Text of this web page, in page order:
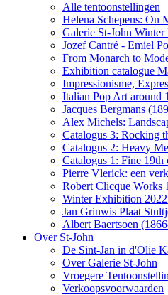
Alle tentoonstellingen
Helena Schepens: On
Galerie St-John
Jozef Cantré - Emiel
From Monarch to
Exhibition catalogue
Impressionisme,
Italian Pop Art around
Jacques Bergmans
Alex Michels:
Catalogus 3: Rocking
Catalogus 2: Heavy
Catalogus 1: Fine
Pierre Vlerick: een
Robert Clicque Works
Winter Exhibition
Jan Grinwis Plaat
Albert Baertsoen
Over St-John
De Sint-Jan in d'Olie
Over Galerie St-John
Vroegere
Verkoopsvoorwaarden